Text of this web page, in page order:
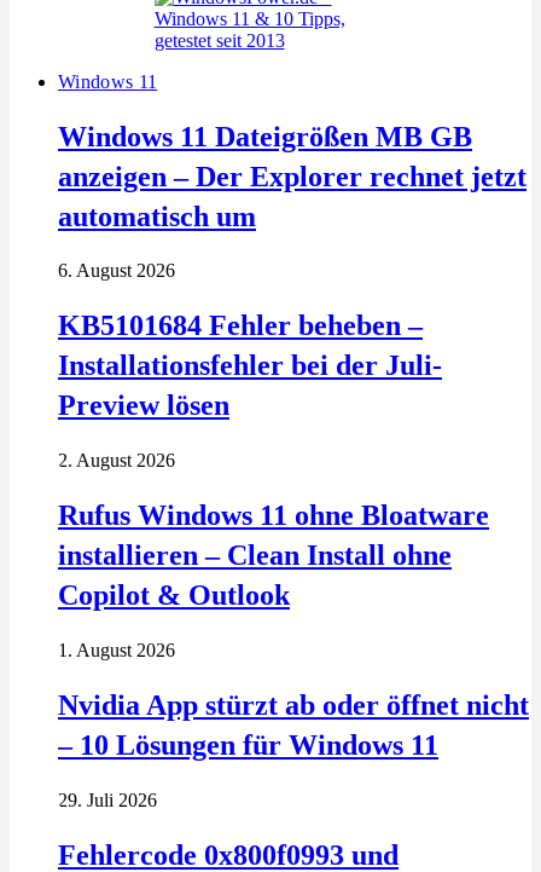
Windows 11
Windows 11 Dateigrößen MB GB
anzeigen – Der Explorer rechnet jetzt
automatisch um
6. August 2026
KB5101684 Fehler beheben –
Installationsfehler bei der Juli-
Preview lösen
2. August 2026
Rufus Windows 11 ohne Bloatware
installieren – Clean Install ohne
Copilot & Outlook
1. August 2026
Nvidia App stürzt ab oder öffnet nicht
– 10 Lösungen für Windows 11
29. Juli 2026
Fehlercode 0x800f0993 und